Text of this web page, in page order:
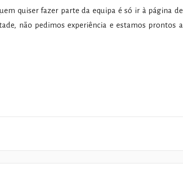
quiser fazer parte da equipa é só ir à página de
não pedimos experiência e estamos prontos a